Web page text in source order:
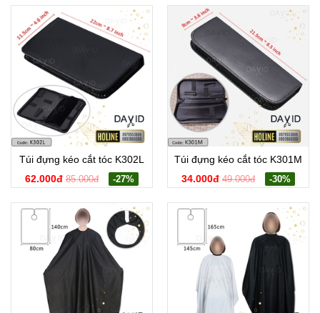
Túi đựng kéo cắt tóc K302L
62.000đ 85.000đ -27%
Túi đựng kéo cắt tóc K301M
34.000đ 49.000đ -30%